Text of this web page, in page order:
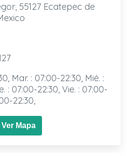
55127 Ecatepec de
Mar. : 07:00-22:30, Mié. :
: 07:00-22:30, Vie. : 07:00-
22:30,
Ver Mapa